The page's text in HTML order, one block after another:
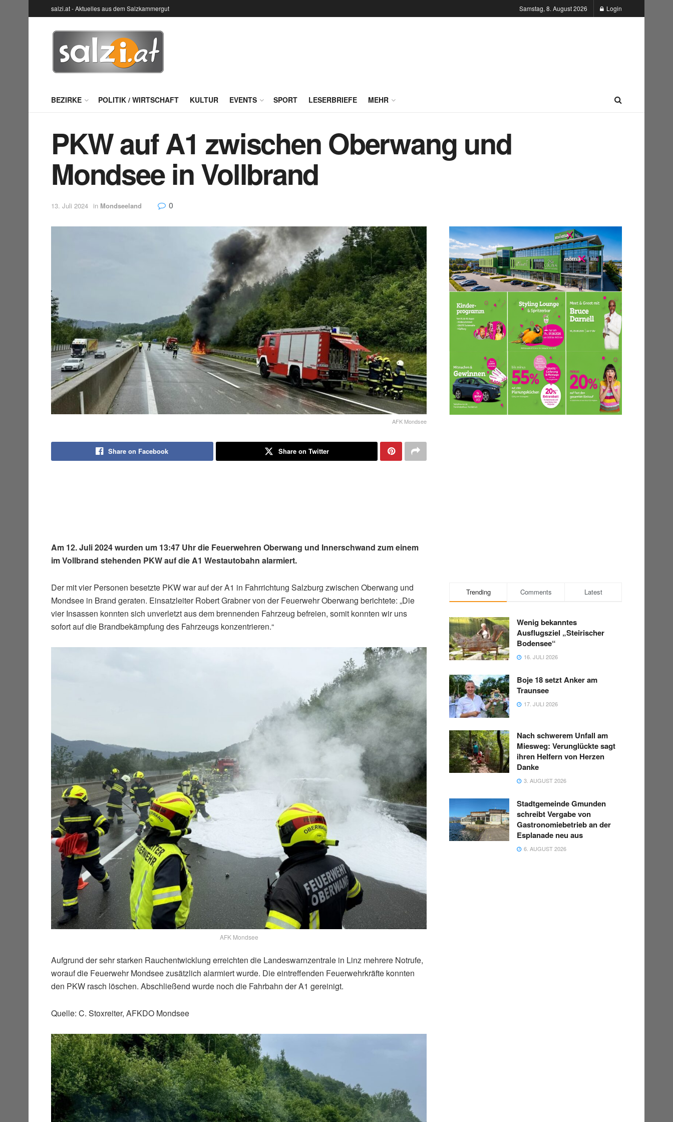
salzi.at - Aktuelles aus dem Salzkammergut Samstag, 8. August 2026 Login
BEZIRKE POLITIK / WIRTSCHAFT KULTUR EVENTS SPORT LESERBRIEFE MEHR
PKW auf A1 zwischen Oberwang und
Mondsee in Vollbrand
13. Juli 2024 in Mondseeland 0
AFK Mondsee
Share on Facebook Share on Twitter
Am 12. Juli 2024 wurden um 13:47 Uhr die Feuerwehren Oberwang und Innerschwand zum einem
im Vollbrand stehenden PKW auf die A1 Westautobahn alarmiert.
Der mit vier Personen besetzte PKW war auf der A1 in Fahrrichtung Salzburg zwischen Oberwang und
Mondsee in Brand geraten. Einsatzleiter Robert Grabner von der Feuerwehr Oberwang berichtete: „Die
vier Insassen konnten sich unverletzt aus dem brennenden Fahrzeug befreien, somit konnten wir uns
sofort auf die Brandbekämpfung des Fahrzeugs konzentrieren.“
AFK Mondsee
Aufgrund der sehr starken Rauchentwicklung erreichten die Landeswarnzentrale in Linz mehrere Notrufe,
worauf die Feuerwehr Mondsee zusätzlich alarmiert wurde. Die eintreffenden Feuerwehrkräfte konnten
den PKW rasch löschen. Abschließend wurde noch die Fahrbahn der A1 gereinigt.
Quelle: C. Stoxreiter, AFKDO Mondsee
Trending Comments Latest
Wenig bekanntes
Ausflugsziel „Steirischer
Bodensee“
16. JULI 2026
Boje 18 setzt Anker am
Traunsee
17. JULI 2026
Nach schwerem Unfall am
Miesweg: Verunglückte sagt
ihren Helfern von Herzen
Danke
3. AUGUST 2026
Stadtgemeinde Gmunden
schreibt Vergabe von
Gastronomiebetrieb an der
Esplanade neu aus
6. AUGUST 2026